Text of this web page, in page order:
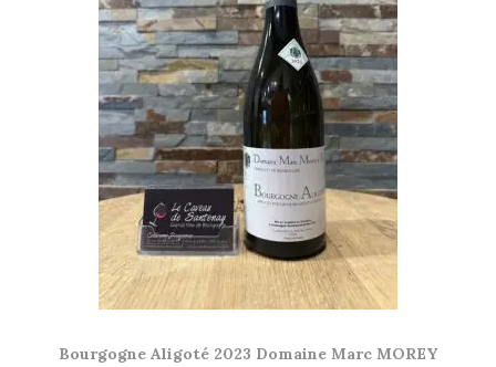
Bourgogne Aligoté 2023 Domaine Marc MOREY